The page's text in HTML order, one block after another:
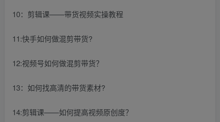
10：剪辑课——带货视频实操教程
11:快手如何做混剪带货?
12:视频号如何做混剪带货？
13：如何找高清的带货素材?
14:剪辑课——如何提高视频原创度？